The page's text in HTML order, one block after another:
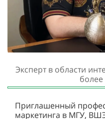
Эксперт в области
более
Приглашенный
маркетинга в МГУ,